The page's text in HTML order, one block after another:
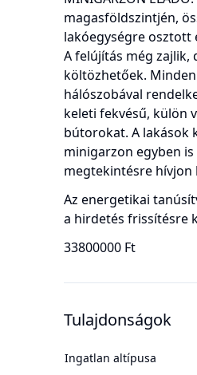
magasföldszintjén,
lakóegységre osztott
A felújítás még
költözhetőek.
hálószobával
keleti fekvésű, külön
bútorokat. A lakások
minigarzon egyben
megtekintésre hívjon
Az energetikai
a hirdetés frissítésre
33800000 Ft
Tulajdonságok
Ingatlan altípusa